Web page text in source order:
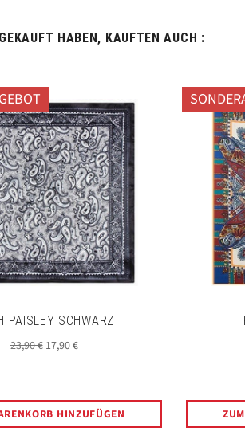
HABEN, KAUFTEN AUCH :
PAISLEY SCHWARZ
Normaler
23,90 € Sonderpreis
17,90 €
HINZUFÜGEN